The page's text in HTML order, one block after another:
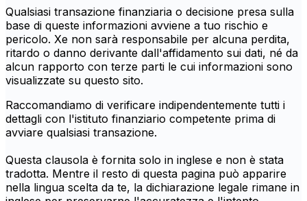
Qualsiasi transazione finanziaria o decisione presa sulla
base di queste informazioni avviene a tuo rischio e
pericolo. Xe non sarà responsabile per alcuna perdita,
ritardo o danno derivante dall'affidamento sui dati, né da
alcun rapporto con terze parti le cui informazioni sono
visualizzate su questo sito.
Raccomandiamo di verificare indipendentemente tutti i
dettagli con l'istituto finanziario competente prima di
avviare qualsiasi transazione.
Questa clausola è fornita solo in inglese e non è stata
tradotta. Mentre il resto di questa pagina può apparire
nella lingua scelta da te, la dichiarazione legale rimane in